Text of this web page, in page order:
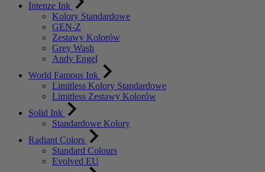
Intenze Ink
Kolory Standardowe
GEN-Z
Zestawy Kolorów
Grey Wash
Andy Engel
World Famous Ink
Limitless Kolory Standardowe
Limitless Zestawy Kolorów
Solid Ink
Standardowe Kolory
Radiant Colors
Standard Colours
Evolved EU